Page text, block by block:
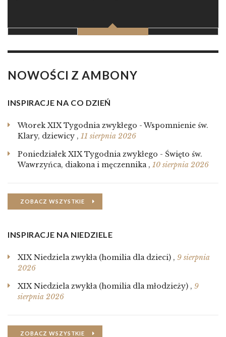
NOWOŚCI Z AMBONY
INSPIRACJE NA CO DZIEŃ
Wtorek XIX Tygodnia zwykłego - Wspomnienie św.
Klary, dziewicy , 11 sierpnia 2026
Poniedziałek XIX Tygodnia zwykłego - Święto św.
Wawrzyńca, diakona i męczennika , 10 sierpnia 2026
ZOBACZ WSZYSTKIE
INSPIRACJE NA NIEDZIELE
XIX Niedziela zwykła (homilia dla dzieci) , 9 sierpnia
2026
XIX Niedziela zwykła (homilia dla młodzieży) , 9
sierpnia 2026
ZOBACZ WSZYSTKIE